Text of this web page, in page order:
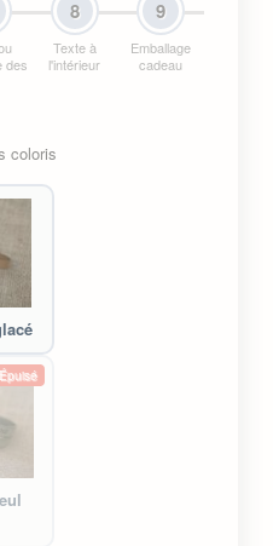
des
8
Texte à
l'intérieur
9
Emballage
cadeau
coloris
Épuisé